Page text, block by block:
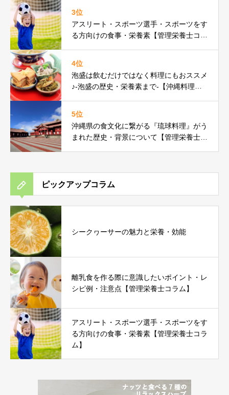
3位
アスリート・スポーツ選手・スポーツをす
る方向けの食事・栄養素【管理栄養士コラ
4位
泡盛は飲むだけではなく料理にもおススメ
♪-泡盛の歴史・栄養素まで-【沖縄料理研
5位
沖縄県の食文化に繋がる『琉球料理』がう
まれた歴史・背景について【管理栄養士コ
ピックアップコラム
シークヮーサーの魅力と栄養・効能
離乳食を作る際に意識したいポイント・レ
シピ例・注意点【管理栄養士コラム】
アスリート・スポーツ選手・スポーツをす
る方向けの食事・栄養素【管理栄養士コラ
ム】